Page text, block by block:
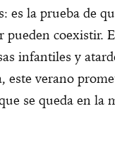
es la prueba de
coexistir.
infantiles y
este verano
se queda en la